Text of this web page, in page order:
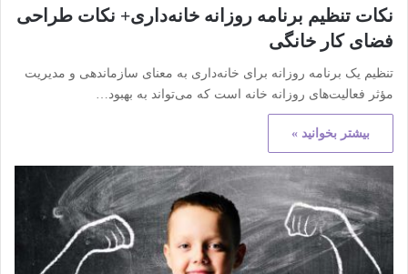
نکات تنظیم برنامه روزانه خانه‌داری+ نکات طراحی
فضای کار خانگی
تنظیم یک برنامه روزانه برای خانه‌داری به معنای سازماندهی و مدیریت
مؤثر فعالیت‌های روزانه خانه است که می‌تواند به بهبود…
بیشتر بخوانید »